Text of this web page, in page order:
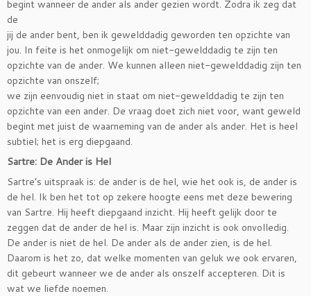
begint wanneer de ander als ander gezien wordt. Zodra ik zeg dat
de
jij de ander bent, ben ik gewelddadig geworden ten opzichte van
jou. In feite is het onmogelijk om niet-gewelddadig te zijn ten
opzichte van de ander. We kunnen alleen niet-gewelddadig zijn ten
opzichte van onszelf;
we zijn eenvoudig niet in staat om niet-gewelddadig te zijn ten
opzichte van een ander. De vraag doet zich niet voor, want geweld
begint met juist de waarneming van de ander als ander. Het is heel
subtiel; het is erg diepgaand.
Sartre: De Ander is Hel
Sartre’s uitspraak is: de ander is de hel, wie het ook is, de ander is
de hel. Ik ben het tot op zekere hoogte eens met deze bewering
van Sartre. Hij heeft diepgaand inzicht. Hij heeft gelijk door te
zeggen dat de ander de hel is. Maar zijn inzicht is ook onvolledig.
De ander is niet de hel. De ander als de ander zien, is de hel.
Daarom is het zo, dat welke momenten van geluk we ook ervaren,
dit gebeurt wanneer we de ander als onszelf accepteren. Dit is
wat we liefde noemen.